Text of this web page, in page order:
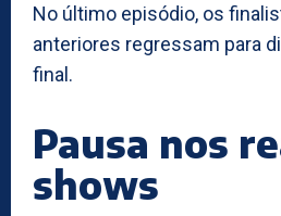
No último episódio, os
anteriores regressam para
final.
Pausa nos
shows